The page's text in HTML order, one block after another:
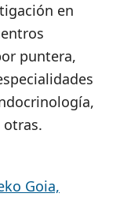
en
puntera,
Goia,